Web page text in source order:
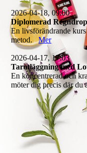
2026-04-18, 09:00
Diplomerad
En livsförändrande
metod.Mer
2026-04-17, 17:03
Tarotläggning med
En koncentrerad och
möter dig precis där